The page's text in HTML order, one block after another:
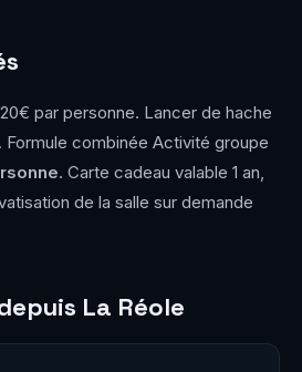
par personne. Lancer de hache
Formule combinée Activité groupe
. Carte cadeau valable 1 an,
de la salle sur demande
La Réole